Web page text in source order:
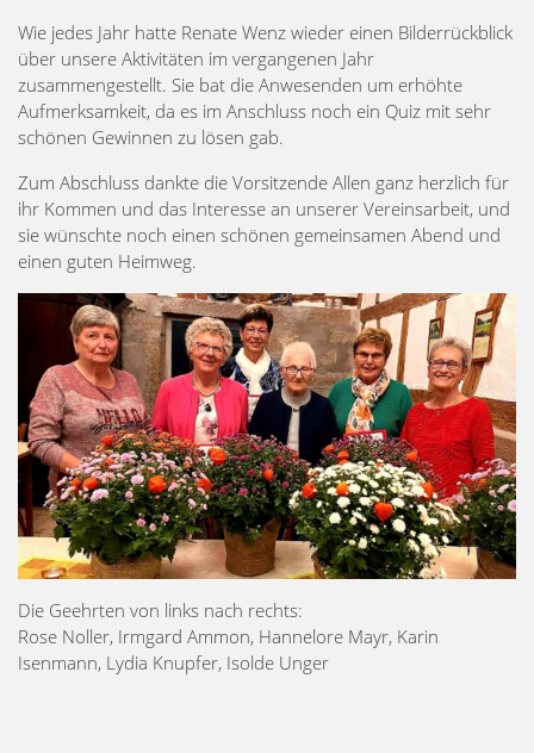
Wie jedes Jahr hatte Renate Wenz wieder einen Bilderrückblick
über unsere Aktivitäten im vergangenen Jahr
zusammengestellt. Sie bat die Anwesenden um erhöhte
Aufmerksamkeit, da es im Anschluss noch ein Quiz mit sehr
schönen Gewinnen zu lösen gab.
Zum Abschluss dankte die Vorsitzende Allen ganz herzlich für
ihr Kommen und das Interesse an unserer Vereinsarbeit, und
sie wünschte noch einen schönen gemeinsamen Abend und
einen guten Heimweg.
Die Geehrten von links nach rechts:
Rose Noller, Irmgard Ammon, Hannelore Mayr, Karin
Isenmann, Lydia Knupfer, Isolde Unger